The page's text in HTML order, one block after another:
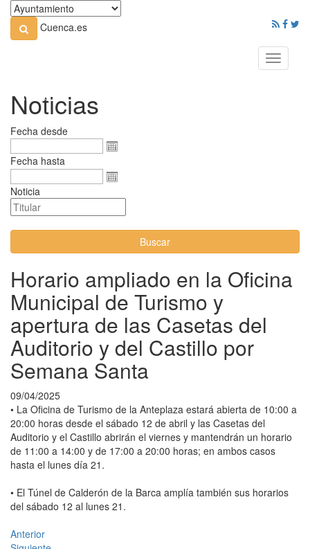
Cuenca.es
Toggle
Noticias
Fecha desde
Fecha hasta
Noticia
Buscar
Horario ampliado en la Oficina
Municipal de Turismo y
apertura de las Casetas del
Auditorio y del Castillo por
Semana Santa
09/04/2025
• La Oficina de Turismo de la Anteplaza estará abierta de 10:00 a
20:00 horas desde el sábado 12 de abril y las Casetas del
Auditorio y el Castillo abrirán el viernes y mantendrán un horario
de 11:00 a 14:00 y de 17:00 a 20:00 horas; en ambos casos
hasta el lunes día 21.
• El Túnel de Calderón de la Barca amplía también sus horarios
del sábado 12 al lunes 21.
Anterior